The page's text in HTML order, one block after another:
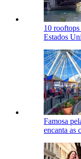
10
Estados
Famosa
encanta as